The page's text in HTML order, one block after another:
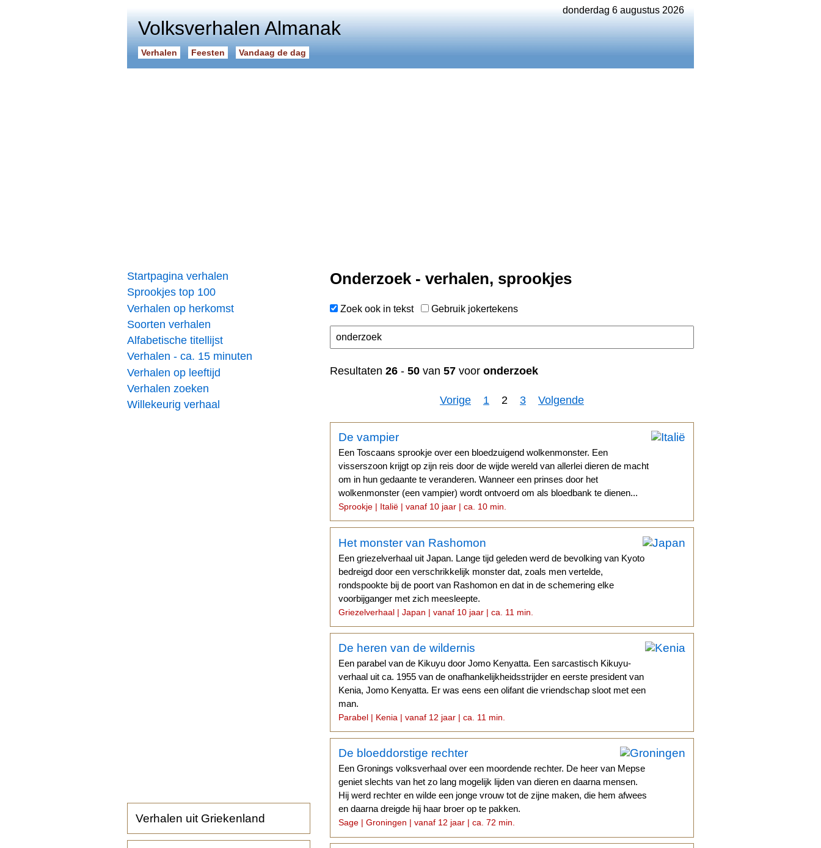
donderdag 6 augustus 2026
Volksverhalen Almanak
Verhalen Feesten Vandaag de dag
Startpagina verhalen
Sprookjes top 100
Verhalen op herkomst
Soorten verhalen
Alfabetische titellijst
Verhalen - ca. 15 minuten
Verhalen op leeftijd
Verhalen zoeken
Willekeurig verhaal
Verhalen uit Griekenland
Onderzoek - verhalen, sprookjes
Zoek ook in tekst Gebruik jokertekens
Resultaten 26 - 50 van 57 voor onderzoek
Vorige 1 2 3 Volgende
De vampier
Een Toscaans sprookje over een bloedzuigend wolkenmonster. Een
visserszoon krijgt op zijn reis door de wijde wereld van allerlei dieren de macht
om in hun gedaante te veranderen. Wanneer een prinses door het
wolkenmonster (een vampier) wordt ontvoerd om als bloedbank te dienen...
Sprookje | Italië | vanaf 10 jaar | ca. 10 min.
Het monster van Rashomon
Een griezelverhaal uit Japan. Lange tijd geleden werd de bevolking van Kyoto
bedreigd door een verschrikkelijk monster dat, zoals men vertelde,
rondspookte bij de poort van Rashomon en dat in de schemering elke
voorbijganger met zich meesleepte.
Griezelverhaal | Japan | vanaf 10 jaar | ca. 11 min.
De heren van de wildernis
Een parabel van de Kikuyu door Jomo Kenyatta. Een sarcastisch Kikuyu-
verhaal uit ca. 1955 van de onafhankelijkheidsstrijder en eerste president van
Kenia, Jomo Kenyatta. Er was eens een olifant die vriendschap sloot met een
man.
Parabel | Kenia | vanaf 12 jaar | ca. 11 min.
De bloeddorstige rechter
Een Gronings volksverhaal over een moordende rechter. De heer van Mepse
geniet slechts van het zo lang mogelijk lijden van dieren en daarna mensen.
Hij werd rechter en wilde een jonge vrouw tot de zijne maken, die hem afwees
en daarna dreigde hij haar broer op te pakken.
Sage | Groningen | vanaf 12 jaar | ca. 72 min.